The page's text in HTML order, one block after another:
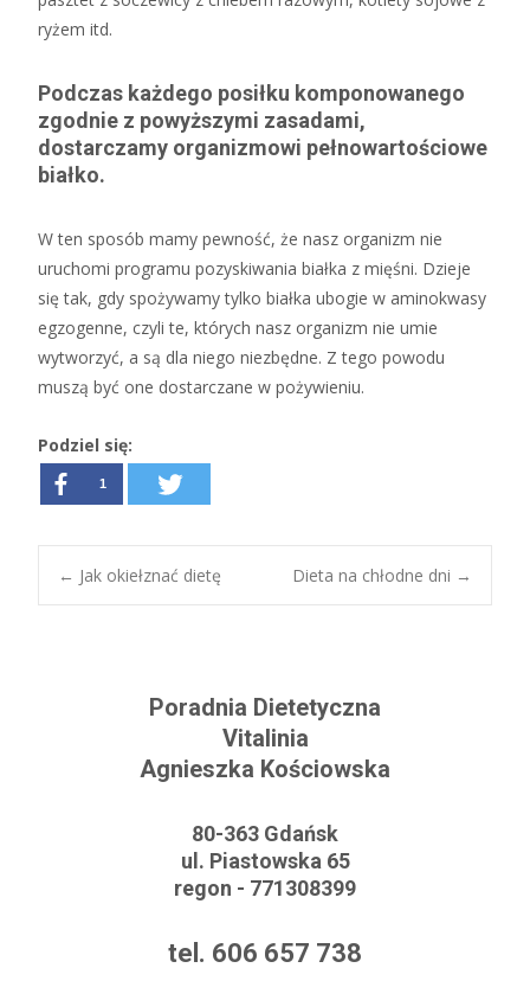
ryżem itd.
Podczas każdego posiłku komponowanego
zgodnie z powyższymi zasadami,
dostarczamy organizmowi pełnowartościowe
białko.
W ten sposób mamy pewność, że nasz organizm nie
uruchomi programu pozyskiwania białka z mięśni. Dzieje
się tak, gdy spożywamy tylko białka ubogie w aminokwasy
egzogenne, czyli te, których nasz organizm nie umie
wytworzyć, a są dla niego niezbędne. Z tego powodu
muszą być one dostarczane w pożywieniu.
Podziel się:
1
← Jak okiełznać dietę Dieta na chłodne dni →
Poradnia Dietetyczna
Vitalinia
Agnieszka Kościowska
80-363 Gdańsk
ul. Piastowska 65
regon - 771308399
tel. 606 657 738